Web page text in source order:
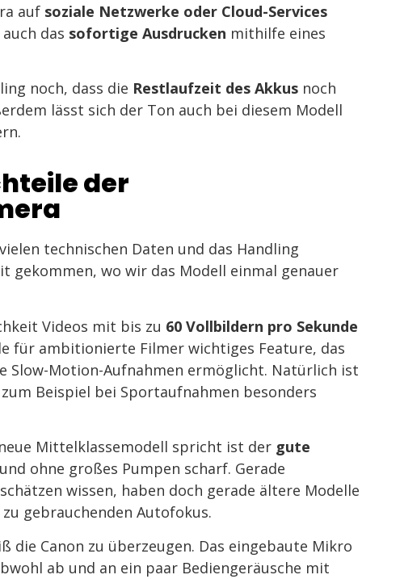
auf soziale Netzwerke oder Cloud-Services
das sofortige Ausdrucken mithilfe eines
noch, dass die Restlaufzeit des Akkus noch
lässt sich der Ton auch bei diesem Modell
der
technischen Daten und das Handling
gekommen, wo wir das Modell einmal genauer
Videos mit bis zu 60 Vollbildern pro Sekunde
für ambitionierte Filmer wichtiges Feature, das
Slow-Motion-Aufnahmen ermöglicht. Natürlich ist
Beispiel bei Sportaufnahmen besonders
Mittelklassemodell spricht ist der gute
ohne großes Pumpen scharf. Gerade
wissen, haben doch gerade ältere Modelle
gebrauchenden Autofokus.
die Canon zu überzeugen. Das eingebaute Mikro
ab und an ein paar Bediengeräusche mit